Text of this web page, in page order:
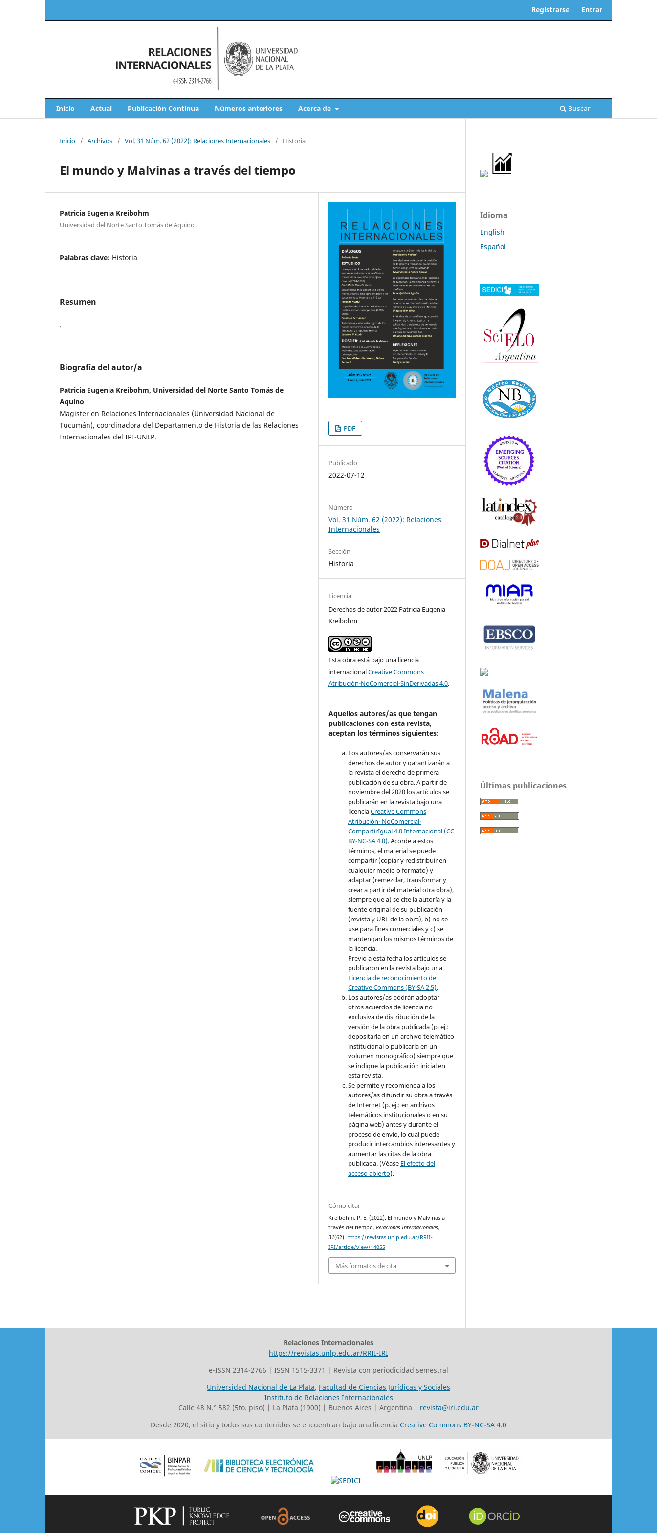
Inicio Actual Publicación Continua Números anteriores Acerca de Buscar
Registrarse Entrar
Inicio / Archivos / Vol. 31 Núm. 62 (2022): Relaciones Internacionales / Historia
El mundo y Malvinas a través del tiempo
Patricia Eugenia Kreibohm
Universidad del Norte Santo Tomás de Aquino
Palabras clave: Historia
Resumen
.
Biografía del autor/a
Patricia Eugenia Kreibohm, Universidad del Norte Santo Tomás de
Aquino
Magister en Relaciones Internacionales (Universidad Nacional de
Tucumán), coordinadora del Departamento de Historia de las Relaciones
Internacionales del IRI-UNLP.
PDF
Publicado
2022-07-12
Número
Vol. 31 Núm. 62 (2022): Relaciones
Internacionales
Sección
Historia
Licencia
Derechos de autor 2022 Patricia Eugenia
Kreibohm
Esta obra está bajo una licencia
internacionalCreative Commons
Atribución-NoComercial-SinDerivadas 4.0.
Aquellos autores/as que tengan
publicaciones con esta revista,
aceptan los términos siguientes:
Los autores/as conservarán sus
derechos de autor y garantizarán a
la revista el derecho de primera
publicación de su obra. A partir de
noviembre del 2020 los artículos se
publicarán en la revista bajo una
licenciaCreative Commons
Atribución- NoComercial-
CompartirIgual 4.0 Internacional (CC
BY-NC-SA 4.0). Acorde a estos
términos, el material se puede
compartir (copiar y redistribuir en
cualquier medio o formato) y
adaptar (remezclar, transformar y
crear a partir del material otra obra),
siempre que a) se cite la autoría y la
fuente original de su publicación
(revista y URL de la obra), b) no se
use para fines comerciales y c) se
mantengan los mismos términos de
la licencia.
Previo a esta fecha los artículos se
publicaron en la revista bajo una
Licencia de reconocimiento de
Creative Commons (BY-SA 2.5).
Los autores/as podrán adoptar
otros acuerdos de licencia no
exclusiva de distribución de la
versión de la obra publicada (p. ej.:
depositarla en un archivo telemático
institucional o publicarla en un
volumen monográfico) siempre que
se indique la publicación inicial en
esta revista.
Se permite y recomienda a los
autores/as difundir su obra a través
de Internet (p. ej.: en archivos
telemáticos institucionales o en su
página web) antes y durante el
proceso de envío, lo cual puede
producir intercambios interesantes y
aumentar las citas de la obra
publicada. (Véase El efecto del
acceso abierto).
Cómo citar
Kreibohm, P. E. (2022). El mundo y Malvinas a
través del tiempo.Relaciones Internacionales,
31(62). https://revistas.unlp.edu.ar/RRII-
IRI/article/view/14055
Más formatos de cita
Idioma
English
Español
Últimas publicaciones
Relaciones Internacionales
https://revistas.unlp.edu.ar/RRII-IRI
e-ISSN 2314-2766 | ISSN 1515-3371 | Revista con periodicidad semestral
Universidad Nacional de La Plata, Facultad de Ciencias Jurídicas y Sociales
Instituto de Relaciones Internacionales
Calle 48 N.° 582 (5to. piso) | La Plata (1900) | Buenos Aires | Argentina | revista@iri.edu.ar
Desde 2020, el sitio y todos sus contenidos se encuentran bajo una licencia Creative Commons BY-NC-SA 4.0